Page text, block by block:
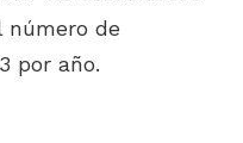
número de
por año.